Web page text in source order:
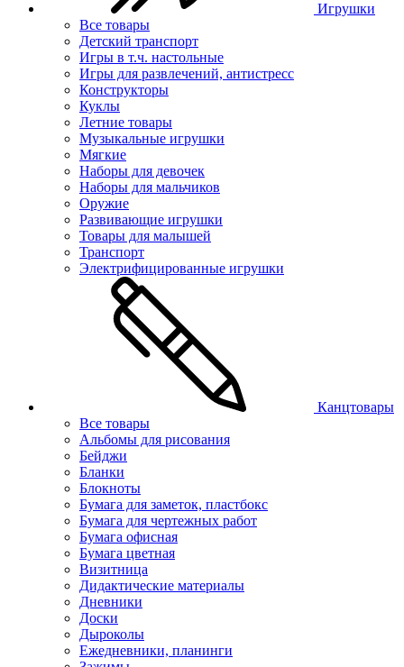
Игрушки
Все товары
Детский транспорт
Игры в т.ч. настольные
Игры для развлечений, антистресс
Конструкторы
Куклы
Летние товары
Музыкальные игрушки
Мягкие
Наборы для девочек
Наборы для мальчиков
Оружие
Развивающие игрушки
Товары для малышей
Транспорт
Электрифицированные игрушки
Канцтовары
Все товары
Альбомы для рисования
Бейджи
Бланки
Блокноты
Бумага для заметок, пластбокс
Бумага для чертежных работ
Бумага офисная
Бумага цветная
Визитница
Дидактические материалы
Дневники
Доски
Дыроколы
Ежедневники, планинги